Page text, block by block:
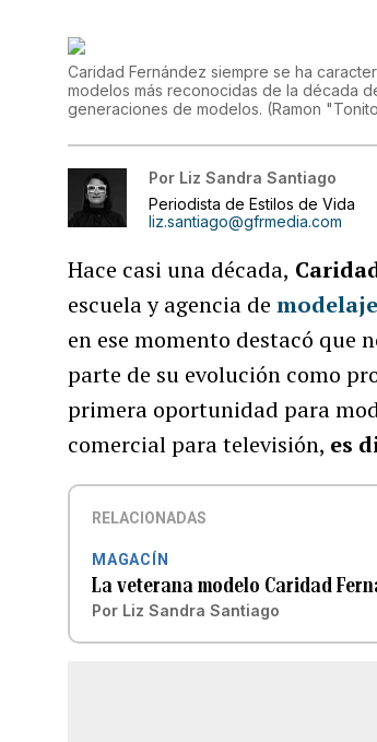
Caridad Fernández siempre se ha
modelos más reconocidas de la década
generaciones de modelos. (Ramon
Por Liz Sandra Santiago
Periodista de Estilos de Vida
liz.santiago@gfrmedia.com
Hace casi una década,
escuela y agencia demodelaje
en ese momento destacó que
parte de su evolución como
primera oportunidad para
comercial para televisión, es
RELACIONADAS
MAGACÍN
La veterana modelo Caridad
Por Liz Sandra Santiago